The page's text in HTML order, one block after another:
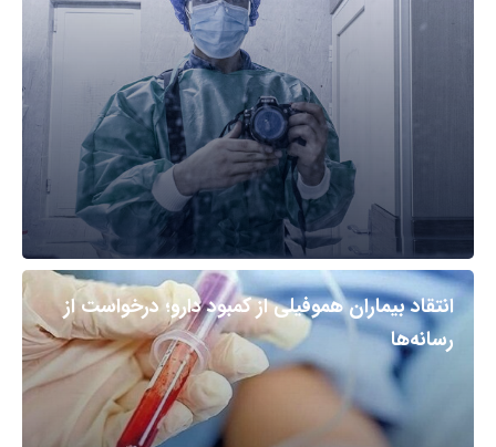
انتقاد بیماران هموفیلی از کمبود دارو؛ درخواست از
رسانه‌ها